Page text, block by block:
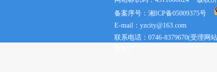
备案序号：湘ICP备05009375号
E-mail：yzcity@163.com
联系电话：0746-8379670(受理网